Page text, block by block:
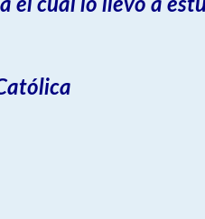
el cual lo llevó a